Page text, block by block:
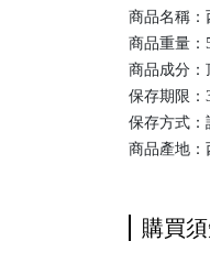
商品名稱：
商品重量：
商品成分：
保存期限：
保存方式：
商品產地：
購買